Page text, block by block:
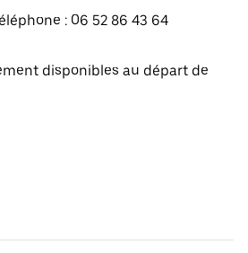
: 06 52 86 43 64
disponibles au départ de